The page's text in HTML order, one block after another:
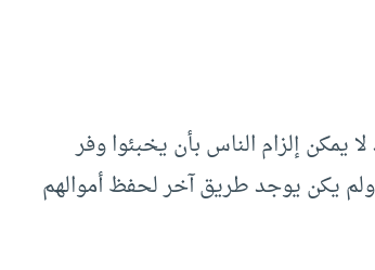
يمكن إلزام الناس بأن يخبئوا وفر
يكن يوجد طريق آخر لحفظ أموالهم